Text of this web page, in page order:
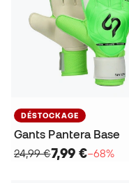
DÉSTOCKAGE
Gants Pantera Base
24,99 €7,99 €−68%